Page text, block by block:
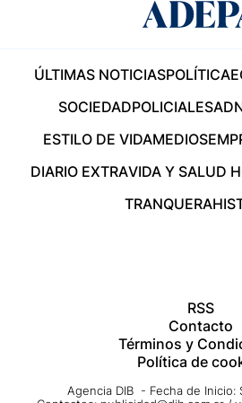
ÚLTIMAS NOTICIASPOLÍTICA
SOCIEDADPOLICIALES
ESTILO DE VIDAMEDIOS
DIARIO EXTRAVIDA Y SALUD
TRANQUERA
RSS
Contacto
Términos y
Política de
Agencia DIB - Fecha de Inicio: